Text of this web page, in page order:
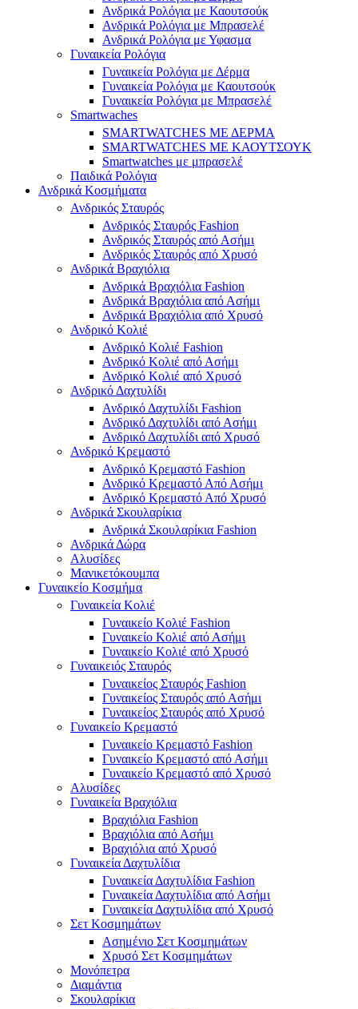
Ανδρικά Ρολόγια με Καουτσούκ
Ανδρικά Ρολόγια με Μπρασελέ
Ανδρικά Ρολόγια με Υφασμα
Γυναικεία Ρολόγια
Γυναικεία Ρολόγια με Δέρμα
Γυναικεία Ρολόγια με Καουτσούκ
Γυναικεία Ρολόγια με Μπρασελέ
Smartwaches
SMARTWATCHES ΜΕ ΔΕΡΜΑ
SMARTWATCHES ΜΕ ΚΑΟΥΤΣΟΥΚ
Smartwatches με μπρασελέ
Παιδικά Ρολόγια
Ανδρικά Κοσμήματα
Ανδρικός Σταυρός
Ανδρικός Σταυρός Fashion
Ανδρικός Σταυρός από Ασήμι
Ανδρικός Σταυρός από Χρυσό
Ανδρικά Βραχιόλια
Ανδρικά Βραχιόλια Fashion
Ανδρικά Βραχιόλια από Ασήμι
Ανδρικά Βραχιόλια από Χρυσό
Ανδρικό Κολιέ
Ανδρικό Κολιέ Fashion
Ανδρικό Κολιέ από Ασήμι
Ανδρικό Κολιέ από Χρυσό
Ανδρικό Δαχτυλίδι
Ανδρικό Δαχτυλίδι Fashion
Ανδρικό Δαχτυλίδι από Ασήμι
Ανδρικό Δαχτυλίδι από Χρυσό
Ανδρικό Κρεμαστό
Ανδρικό Κρεμαστό Fashion
Ανδρικό Κρεμαστό Από Ασήμι
Ανδρικό Κρεμαστό Από Χρυσό
Ανδρικά Σκουλαρίκια
Ανδρικά Σκουλαρίκια Fashion
Ανδρικά Δώρα
Αλυσίδες
Μανικετόκουμπα
Γυναικείο Κοσμήμα
Γυναικεία Κολιέ
Γυναικείο Κολιέ Fashion
Γυναικείο Κολιέ από Ασήμι
Γυναικείο Κολιέ από Χρυσό
Γυναικειός Σταυρός
Γυναικείος Σταυρός Fashion
Γυναικείος Σταυρός από Ασήμι
Γυναικείος Σταυρός από Χρυσό
Γυναικείο Κρεμαστό
Γυναικείο Κρεμαστό Fashion
Γυναικείο Κρεμαστό από Ασήμι
Γυναικείο Κρεμαστό από Χρυσό
Αλυσίδες
Γυναικεία Βραχιόλια
Βραχιόλια Fashion
Βραχιόλια από Ασήμι
Βραχιόλια από Χρυσό
Γυναικεία Δαχτυλίδια
Γυναικεία Δαχτυλίδια Fashion
Γυναικεία Δαχτυλίδια από Ασήμι
Γυναικεία Δαχτυλίδια από Χρυσό
Σετ Κοσμημάτων
Ασημένιο Σετ Κοσμημάτων
Χρυσό Σετ Κοσμημάτων
Μονόπετρα
Διαμάντια
Σκουλαρίκια